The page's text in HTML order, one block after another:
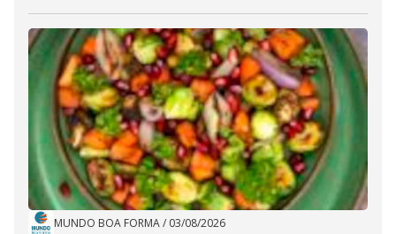
MUNDO BOA FORMA/ 03/08/2026